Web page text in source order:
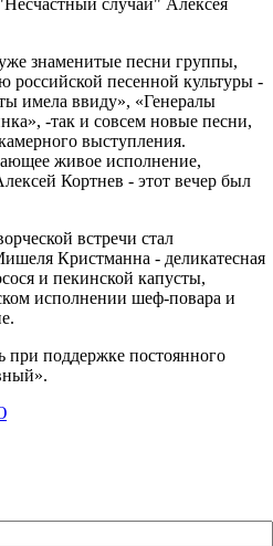
случай" Алексея
знаменитые песни группы,
российской песенной культуры -
имела ввиду», «Генералы
-так и совсем новые песни,
выступления.
живое исполнение,
Кортнев - этот вечер был
встречи стал
Кристманна - деликатесная
и пекинской капусты,
исполнении шеф-повара и
при поддержке постоянного